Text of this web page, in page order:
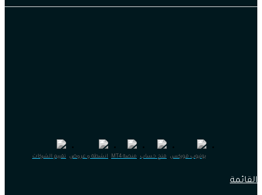
يوتيوب فوركس فتح حساب منصة MT4 انشطة و عروض تقييم الشركات
القائمة